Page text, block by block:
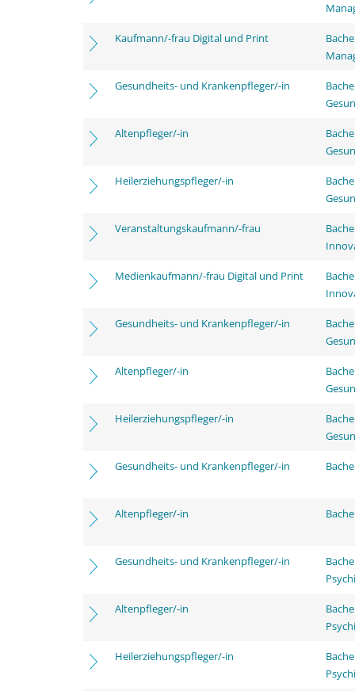
Kaufmann/-frau Digital und Print
Gesundheits- und Krankenpfleger/-in
Altenpfleger/-in
Heilerziehungspfleger/-in
Veranstaltungskaufmann/-frau
Medienkaufmann/-frau Digital und Print
Gesundheits- und Krankenpfleger/-in
Altenpfleger/-in
Heilerziehungspfleger/-in
Gesundheits- und Krankenpfleger/-in
Altenpfleger/-in
Gesundheits- und Krankenpfleger/-in
Altenpfleger/-in
Heilerziehungspfleger/-in